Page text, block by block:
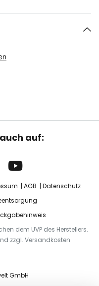
auf:
AGB
Datenschutz
dem UVP des Herstellers.
zzgl. Versandkosten
GmbH